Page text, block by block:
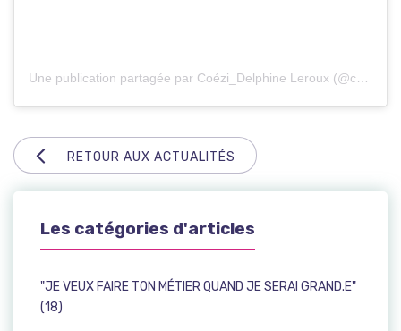
RETOUR AUX ACTUALITÉS
Les catégories d'articles
"JE VEUX FAIRE TON MÉTIER QUAND JE SERAI GRAND.E"
(18)